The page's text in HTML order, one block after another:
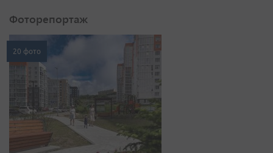
Фоторепортаж
20 фото